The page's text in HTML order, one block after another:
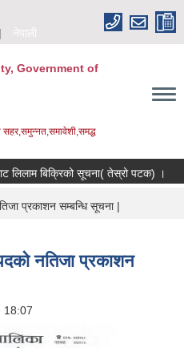
नेपाली
Government of
सहर,समुन्नत,समावेशी,समद्ध
लिलाम बिक्रिको सूचना( तेस्रो पटक) ।
प्रकाशन सम्बन्धि सूचना |
नतिजा प्रकाशन
18:07